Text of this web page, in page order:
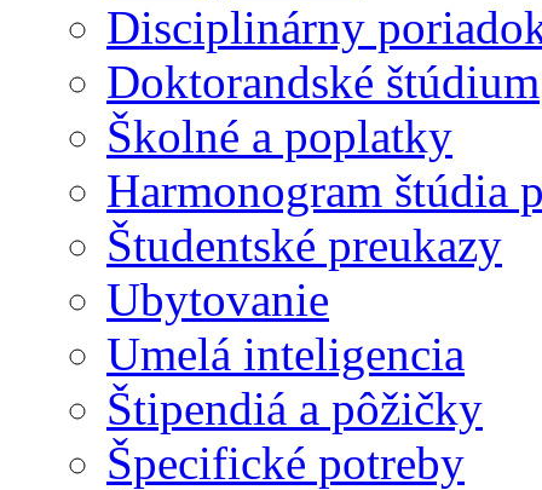
Disciplinárny
Doktorandské štúdium
Školné a poplatky
Harmonogram štúdia
Študentské preukazy
Ubytovanie
Umelá inteligencia
Štipendiá a pôžičky
Špecifické potreby